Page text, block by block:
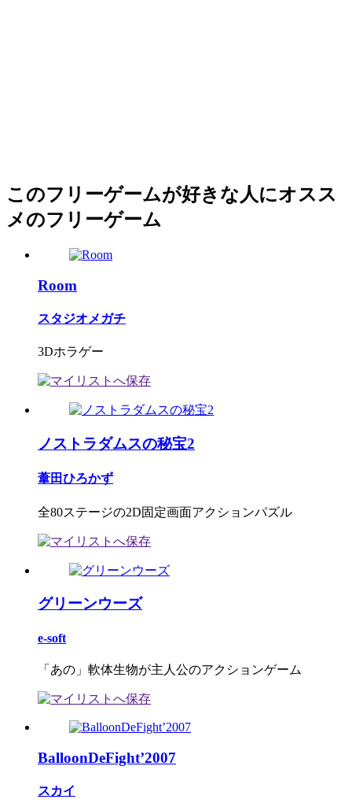
このフリーゲームが好きな人にオスス
メのフリーゲーム
Room
スタジオメガチ
3Dホラゲー
ノストラダムスの秘宝2
葦田ひろかず
全80ステージの2D固定画面アクションパズル
グリーンウーズ
e-soft
「あの」軟体生物が主人公のアクションゲーム
BalloonDeFight’2007
スカイ